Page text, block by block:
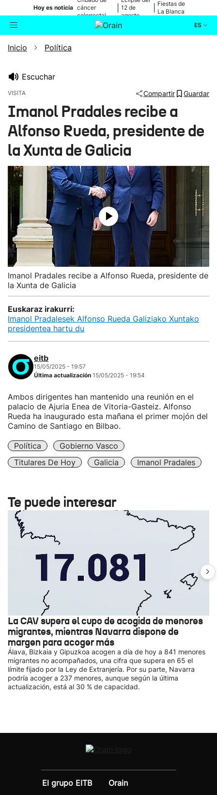
Hoy es noticia cáncer
colorrectal
12 de
agosto
Fiestas de
La Blanca
ES
Buscador
Ikusmiran
Eguraldia
Inicio Política
Escuchar
VISITA Compartir Guardar
Imanol Pradales recibe a
Alfonso Rueda, presidente de
la Xunta de Galicia
Imanol Pradales recibe a Alfonso Rueda, presidente de
la Xunta de Galicia
Euskaraz irakurri:
Imanol Pradalesek Alfonso Rueda Galiziako Xuntako
presidentea hartu du
eitb
15/05/2025 - 19:57
Última actualización 15/05/2025 - 19:54
Ambos dirigentes han mantenido una reunión en el
palacio de Ajuria Enea de Vitoria-Gasteiz. Alfonso
Rueda ha inaugurado esta mañana el primer mojón del
Camino de Santiago en Bilbao.
Política
Gobierno Vasco
Titulares De Hoy
Galicia Imanol Pradales
Te puede interesar
La CAV supera el cupo de acogida de menores
migrantes, mientras Navarra dispone de
margen para acoger más
Álava, Bizkaia y Gipuzkoa acogen a día de hoy a 841 menores
migrantes no acompañados, una cifra que supera en 65 el
límite fijado por la Ley de Extranjería. Por su parte, Navarra
podría acoger a 237 menores, aunque según la última
actualización, está al 30 % de capacidad.
El grupo EITB
Orain